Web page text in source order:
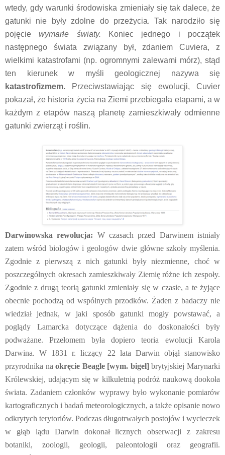
wtedy, gdy warunki środowiska zmieniały się tak dalece, że
gatunki nie były zdolne do przeżycia. Tak narodziło się
pojęciewymarłe światy.
Koniec jednego i początek
następnego świata związany był, zdaniem Cuviera, z
wielkimi katastrofami (np. ogromnymi zalewami mórz), stąd
ten kierunek w myśli geologicznej nazywa się
katastrofizmem.
Przeciwstawiając się ewolucji, Cuvier
pokazał, że historia życia na Ziemi przebiegała etapami, a w
każdym z etapów naszą planetę zamieszkiwały odmienne
gatunki zwierząt i roślin.
Darwinowska rewolucja: W czasach przed Darwinem istniały
zatem wśród biologów i geologów dwie główne szkoły myślenia.
Zgodnie z pierwszą z nich gatunki były niezmienne, choć w
poszczególnych okresach zamieszkiwały Ziemię różne ich zespoły.
Zgodnie z drugą teorią gatunki zmieniały się w czasie, a te żyjące
obecnie pochodzą od wspólnych przodków. Żaden z badaczy nie
wiedział jednak, w jaki sposób gatunki mogły powstawać, a
poglądy Lamarcka dotyczące dążenia do doskonałości były
podważane. Przełomem była dopiero teoria ewolucji Karola
Darwina. W 1831 r. liczący 22 lata Darwin objął stanowisko
przyrodnika naokręcie Beagle [wym. bigel]brytyjskiej Marynarki
Królewskiej, udającym się w kilkuletnią podróż naukową dookoła
świata. Zadaniem członków wyprawy było wykonanie pomiarów
kartograficznych i badań meteorologicznych, a także opisanie nowo
odkrytych terytoriów. Podczas długotrwałych postojów i wycieczek
w głąb lądu Darwin dokonał licznych obserwacji z zakresu
botaniki, zoologii, geologii, paleontologii oraz geografii.